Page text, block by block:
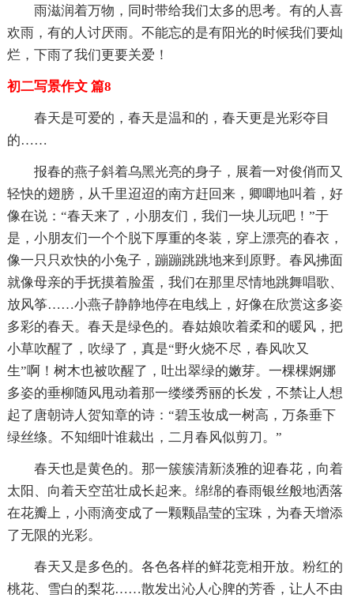
雨滋润着万物，同时带给我们太多的思考。有的人喜
欢雨，有的人讨厌雨。不能忘的是有阳光的时候我们要灿
烂，下雨了我们更要关爱！
初二写景作文 篇8
春天是可爱的，春天是温和的，春天更是光彩夺目
的……
报春的燕子斜着乌黑光亮的身子，展着一对俊俏而又
轻快的翅膀，从千里迢迢的南方赶回来，卿唧地叫着，好
像在说：“春天来了，小朋友们，我们一块儿玩吧！”于
是，小朋友们一个个脱下厚重的冬装，穿上漂亮的春衣，
像一只只欢快的小兔子，蹦蹦跳跳地来到原野。春风拂面
就像母亲的手抚摸着脸蛋，我们在那里尽情地跳舞唱歌、
放风筝……小燕子静静地停在电线上，好像在欣赏这多姿
多彩的春天。春天是绿色的。春姑娘吹着柔和的暖风，把
小草吹醒了，吹绿了，真是“野火烧不尽，春风吹又
生”啊！树木也被吹醒了，吐出翠绿的嫩芽。一棵棵婀娜
多姿的垂柳随风甩动着那一缕缕秀丽的长发，不禁让人想
起了唐朝诗人贺知章的诗：“碧玉妆成一树高，万条垂下
绿丝绦。不知细叶谁裁出，二月春风似剪刀。”
春天也是黄色的。那一簇簇清新淡雅的迎春花，向着
太阳、向着天空茁壮成长起来。绵绵的春雨银丝般地洒落
在花瓣上，小雨滴变成了一颗颗晶莹的宝珠，为春天增添
了无限的光彩。
春天又是多色的。各色各样的鲜花竞相开放。粉红的
桃花、雪白的梨花……散发出沁人心脾的芳香，让人不由